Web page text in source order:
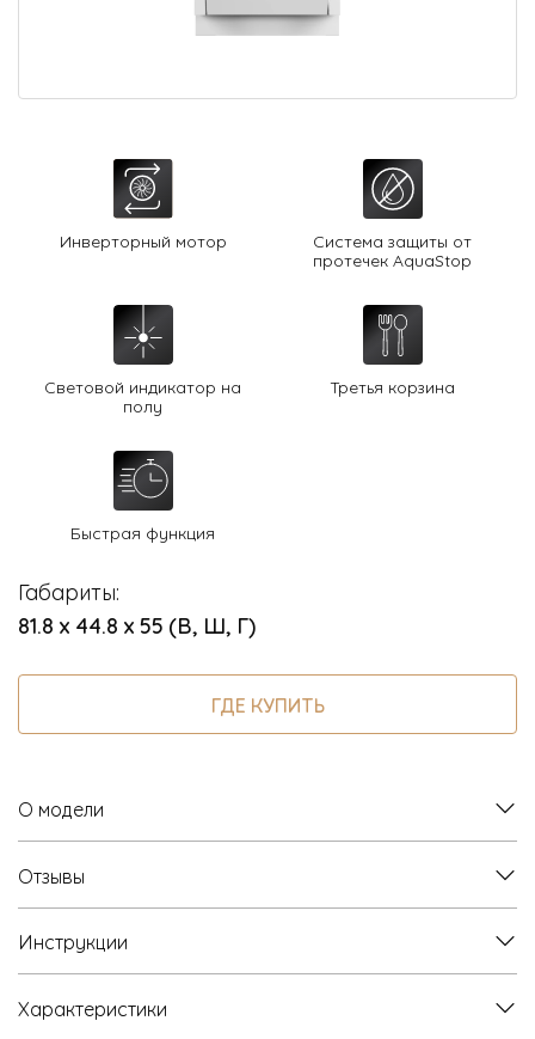
Сервис
Инверторный мотор Система защиты от
протечек AquaStop
Световой индикатор на
полу
Третья корзина
Быстрая функция
Габариты:
81.8 х 44.8 х 55 (В, Ш, Г)
ГДЕ КУПИТЬ
О модели
Отзывы
Инструкции
Характеристики